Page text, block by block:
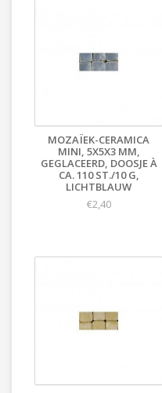
MOZAÏEK-CERAMICA
MINI, 5X5X3 MM,
GEGLACEERD, DOOSJE À
CA. 110 ST./10 G,
LICHTBLAUW
€2,40